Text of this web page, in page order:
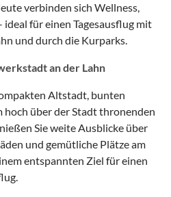
verbinden sich Wellness,
für einen Tagesausflug mit
und durch die Kurparks.
an der Lahn
Altstadt, bunten
hoch über der Stadt thronenden
Sie weite Ausblicke über
und gemütliche Plätze am
entspannten Ziel für einen